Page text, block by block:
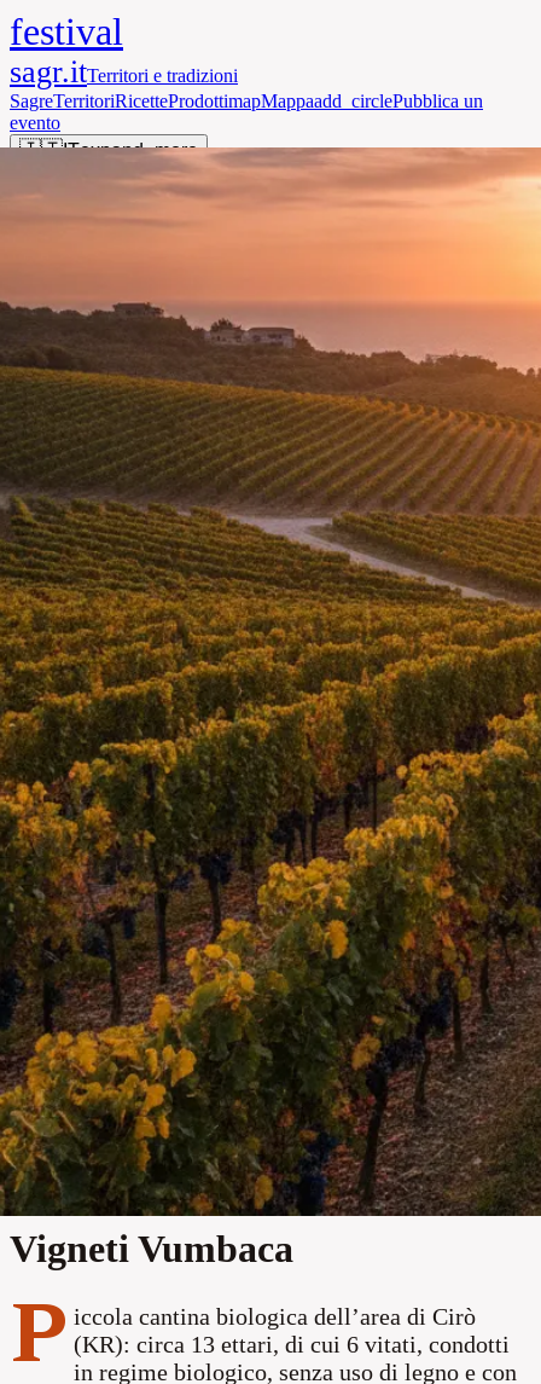
festival
sagr.itTerritori e tradizioni
SagreTerritoriRicetteProdottimapMappaadd_circlePubblica un
evento
🇮🇹ITexpand_more
personAccedi menu
store
Produttore
location_onCirò Marina
Vigneti Vumbaca
P iccola cantina biologica dell’area di Cirò
(KR): circa 13 ettari, di cui 6 vitati, condotti
in regime biologico, senza uso di legno e con